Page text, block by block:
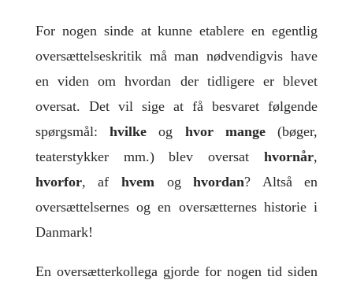
For nogen sinde at kunne etablere en egentlig
oversættelseskritik må man nødvendigvis have
en viden om hvordan der tidligere er blevet
oversat. Det vil sige at få besvaret følgende
spørgsmål:hvilke og hvor mange(bøger,
teaterstykker mm.) blev oversathvornår,
hvorfor, af hvemoghvordan? Altså en
oversættelsernes og en oversætternes historie i
Danmark!
En oversætterkollega gjorde for nogen tid siden